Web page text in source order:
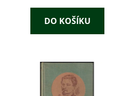
DO KOŠÍKU